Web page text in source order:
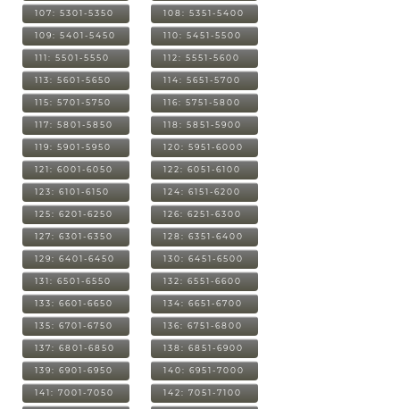
107: 5301-5350 108: 5351-5400
109: 5401-5450 110: 5451-5500
111: 5501-5550 112: 5551-5600
113: 5601-5650 114: 5651-5700
115: 5701-5750 116: 5751-5800
117: 5801-5850 118: 5851-5900
119: 5901-5950 120: 5951-6000
121: 6001-6050 122: 6051-6100
123: 6101-6150 124: 6151-6200
125: 6201-6250 126: 6251-6300
127: 6301-6350 128: 6351-6400
129: 6401-6450 130: 6451-6500
131: 6501-6550 132: 6551-6600
133: 6601-6650 134: 6651-6700
135: 6701-6750 136: 6751-6800
137: 6801-6850 138: 6851-6900
139: 6901-6950 140: 6951-7000
141: 7001-7050 142: 7051-7100